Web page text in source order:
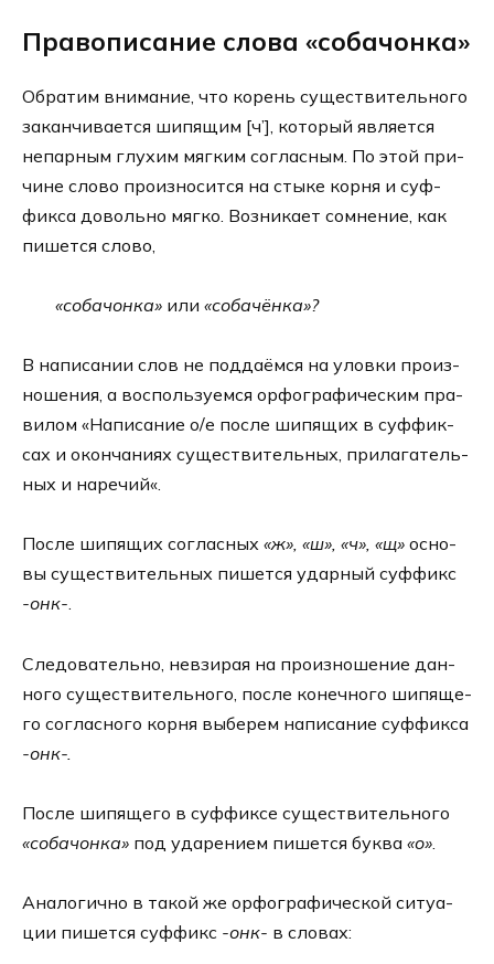
Правописание слова «собачонка»
Обратим вни­ма­ние, что корень суще­стви­тель­но­го
закан­чи­ва­ет­ся шипя­щим [ч’], кото­рый явля­ет­ся
непар­ным глу­хим мяг­ким соглас­ным. По этой при­
чине сло­во про­из­но­сит­ся на сты­ке кор­ня и суф­
фик­са доволь­но мяг­ко. Возникает сомне­ние, как
пишет­ся сло­во,
«собачонка» или «собачёнка»?
В напи­са­нии слов не под­да­ём­ся на улов­ки про­из­
но­ше­ния, а вос­поль­зу­ем­ся орфо­гра­фи­че­ским пра­
ви­лом «Написание о/е после шипя­щих в суф­фик­
сах и окон­ча­ни­ях суще­стви­тель­ных, при­ла­га­тель­
ных и наре­чий«.
После шипя­щих соглас­ных «ж», «ш», «ч», «щ» осно­
вы суще­стви­тель­ных пишет­ся удар­ный суф­фикс
-онк-.
Следовательно, невзи­рая на про­из­но­ше­ние дан­
но­го суще­стви­тель­но­го, после конеч­но­го шипя­ще­
го cоглас­но­го кор­ня выбе­рем напи­са­ние суф­фик­са
-онк-.
После шипя­ще­го в суф­фик­се суще­стви­тель­но­го
«соба­чон­ка» под уда­ре­ни­ем пишет­ся бук­ва «о»
Аналогично в такой же орфо­гра­фи­че­ской ситу­а­
ции пишет­ся суф­фикс -онк- в сло­вах: